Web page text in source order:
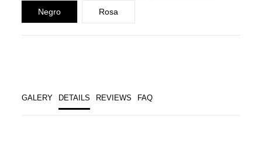
Negro Rosa
GALERY DETAILS REVIEWS FAQ